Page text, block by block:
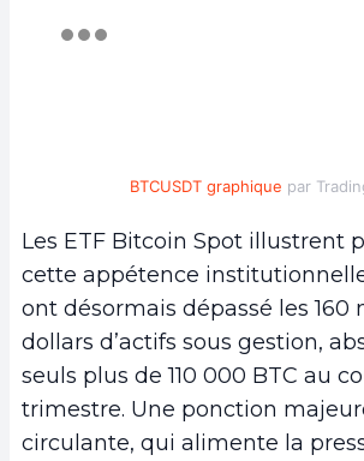
BTCUSDT graphique par
Les ETF Bitcoin Spot illustrent
cette appétence
ont désormais dépassé les 160
dollars d’actifs sous gestion,
seuls plus de 110 000 BTC au
trimestre. Une ponction
circulante, qui alimente la